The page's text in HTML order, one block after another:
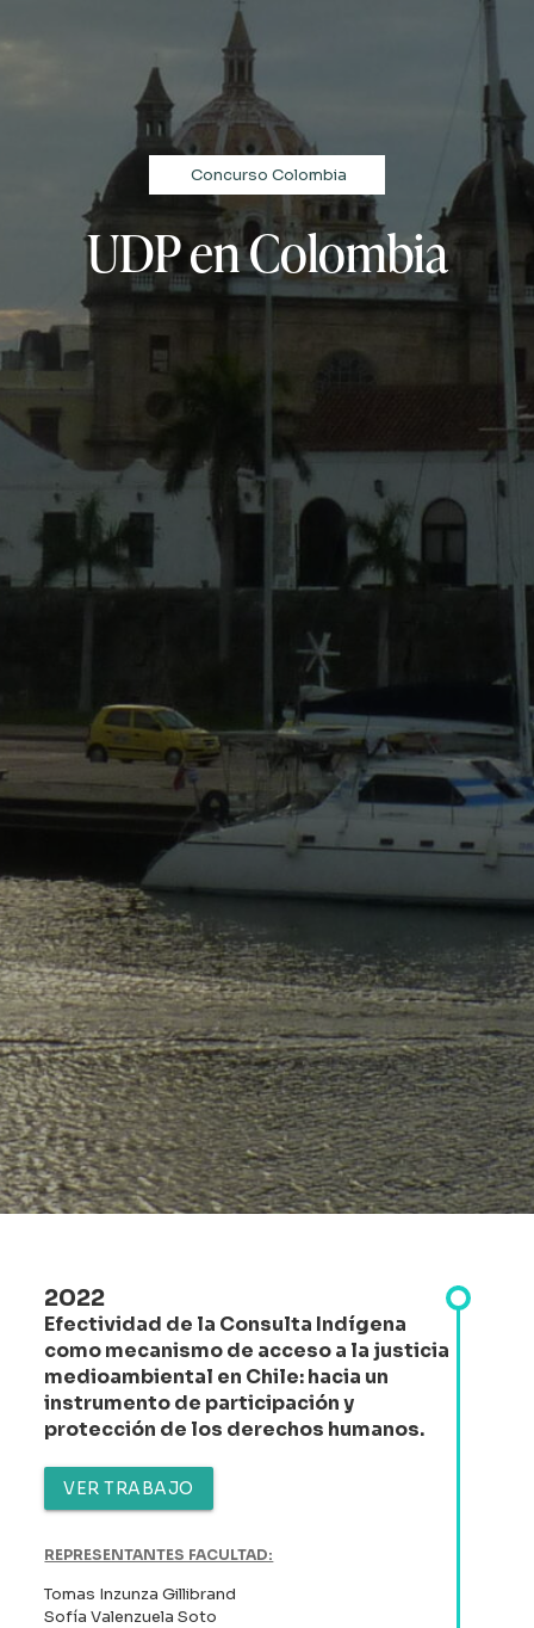
Concurso Colombia
UDP en Colombia
2022
Efectividad de la Consulta Indígena
como mecanismo de acceso a la justicia
medioambiental en Chile: hacia un
instrumento de participación y
protección de los derechos humanos.
VER TRABAJO
REPRESENTANTES FACULTAD:
Tomas Inzunza Gillibrand
Sofía Valenzuela Soto